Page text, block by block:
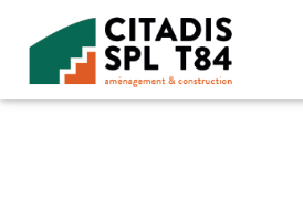
Accéder au contenu